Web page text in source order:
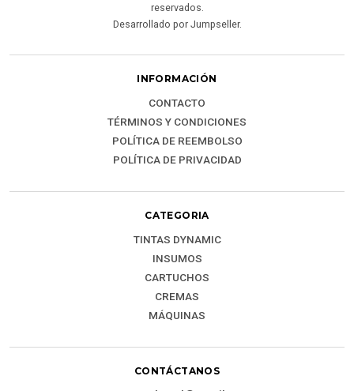
reservados.
Desarrollado por Jumpseller.
INFORMACIÓN
CONTACTO
TÉRMINOS Y CONDICIONES
POLÍTICA DE REEMBOLSO
POLÍTICA DE PRIVACIDAD
CATEGORIA
TINTAS DYNAMIC
INSUMOS
CARTUCHOS
CREMAS
MÁQUINAS
CONTÁCTANOS